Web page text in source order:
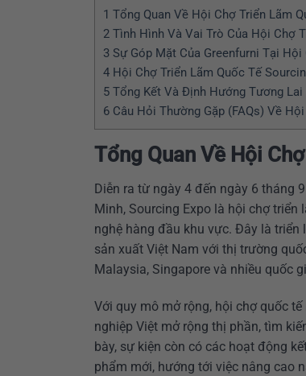
1 Tổng Quan Về Hội Chợ Triển Lãm
2 Tình Hình Và Vai Trò Của Hội Chợ
3 Sự Góp Mặt Của Greenfurni Tại
4 Hội Chợ Triển Lãm Quốc Tế
5 Tổng Kết Và Định Hướng Tương Lai
6 Câu Hỏi Thường Gặp (FAQs) Về
Tổng Quan Về Hội
Diễn ra từ ngày 4 đến ngày 6 tháng
Minh, Sourcing Expo là hội chợ
nghệ hàng đầu khu vực. Đây là
sản xuất Việt Nam với thị trường
Malaysia, Singapore và nhiều quốc
Với quy mô mở rộng, hội chợ quốc
nghiệp Việt mở rộng thị phần, tìm
bày, sự kiện còn có các hoạt động
phẩm mới, hướng tới việc nâng cao